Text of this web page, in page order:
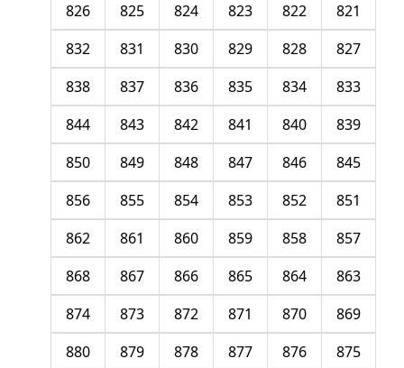
821
822
823
824
825
826
827
828
829
830
831
832
833
834
835
836
837
838
839
840
841
842
843
844
845
846
847
848
849
850
851
852
853
854
855
856
857
858
859
860
861
862
863
864
865
866
867
868
869
870
871
872
873
874
875
876
877
878
879
880